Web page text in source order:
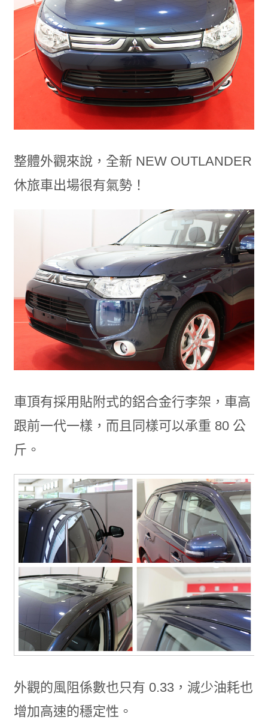
整體外觀來說，全新 NEW OUTLANDER
休旅車出場很有氣勢！
車頂有採用貼附式的鋁合金行李架，車高
跟前一代一樣，而且同樣可以承重 80 公
斤。
外觀的風阻係數也只有 0.33，減少油耗也
增加高速的穩定性。